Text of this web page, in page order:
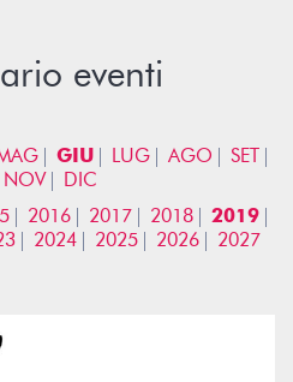
eventi
GIU LUG AGO
SET
NOV
DIC
2016 2017 2018
2019
2024 2025 2026 2027